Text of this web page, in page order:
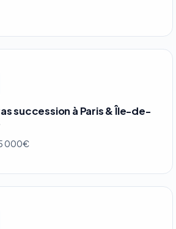
succession à Paris & Île-de-
000€